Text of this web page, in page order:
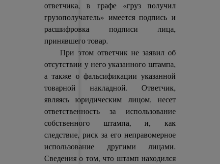
ответчика, в графе «груз получил
грузополучатель» имеется подпись и
расшифровка подписи лица,
принявшего товар.
При этом ответчик не заявил об
отсутствии у него указанного штампа,
а также о фальсификации указанной
товарной накладной. Ответчик,
являясь юридическим лицом, несет
ответственность за использование
собственного штампа, и, как
следствие, риск за его неправомерное
использование другими лицами.
Сведения о том, что штамп находился